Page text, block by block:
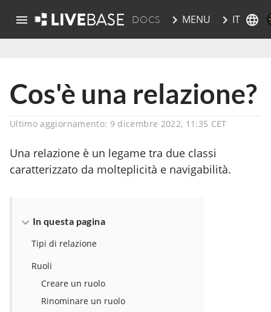
DOCS MENU IT
Cos'è una relazione?
Ultimo aggiornamento: 9 dicembre 2022, 11:35 CET
Una relazione è un legame tra due classi
caratterizzato da molteplicità e navigabilità.
In questa pagina
Tipi di relazione
Ruoli
Creare un ruolo
Rinominare un ruolo